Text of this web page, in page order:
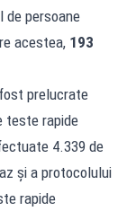
persoane
acestea, 193
prelucrate
teste rapide
4.339 de
și a protocolului
rapide